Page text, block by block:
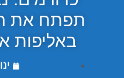
תפתח את
באליפות